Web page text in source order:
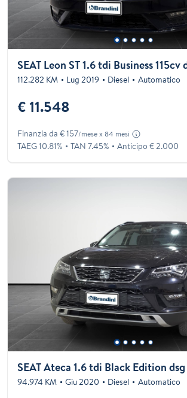
SEAT Leon ST 1.6 tdi Business 115cv
112.282 KM Lug 2019 Diesel Automatico
€ 11.548
Finanzia da € 157/mese x 84 mesi
TAEG 10.81% TAN 7.45% Anticipo € 2.000
SEAT Ateca 1.6 tdi Black Edition dsg
94.974 KM Giu 2020 Diesel Automatico